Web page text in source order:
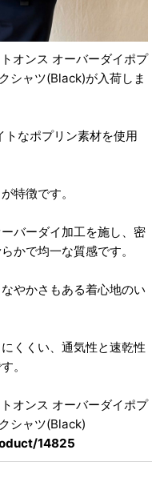
オンス オーバーダイポプ
シャツ(Black)が入荷しま
なポプリン素材を使用
特徴です。
バーダイ加工を施し、密
かで均一な質感です。
やかさもある着心地のい
くくい、通気性と速乾性
。
オンス オーバーダイポプ
シャツ(Black)
14825